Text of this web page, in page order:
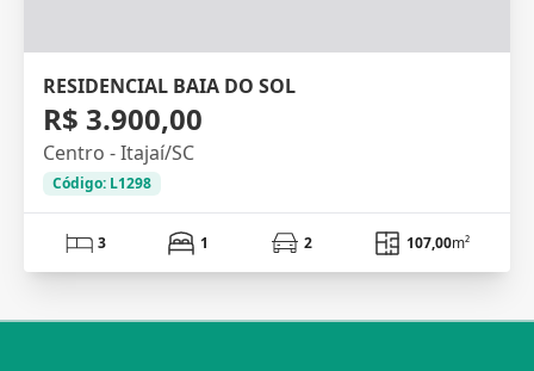
RESIDENCIAL BAIA DO SOL
R$ 3.900,00
Centro - Itajaí/SC
Código: L1298
3 1 2 107,00m²